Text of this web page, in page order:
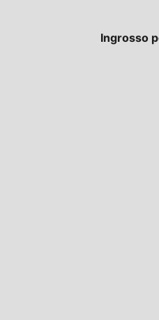
Ingrosso